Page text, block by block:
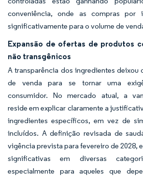
conveniência, onde as compras por
significativamente para o volume de
Expansão de ofertas de produtos
não transgênicos
A transparência dos ingredientes deixou
de venda para se tornar uma
consumidor. No mercado atual, a
reside em explicar claramente a
ingredientes específicos, em vez de
incluídos. A definição revisada de
vigência prevista para fevereiro de 2028,
significativas em diversas
especialmente para aqueles que